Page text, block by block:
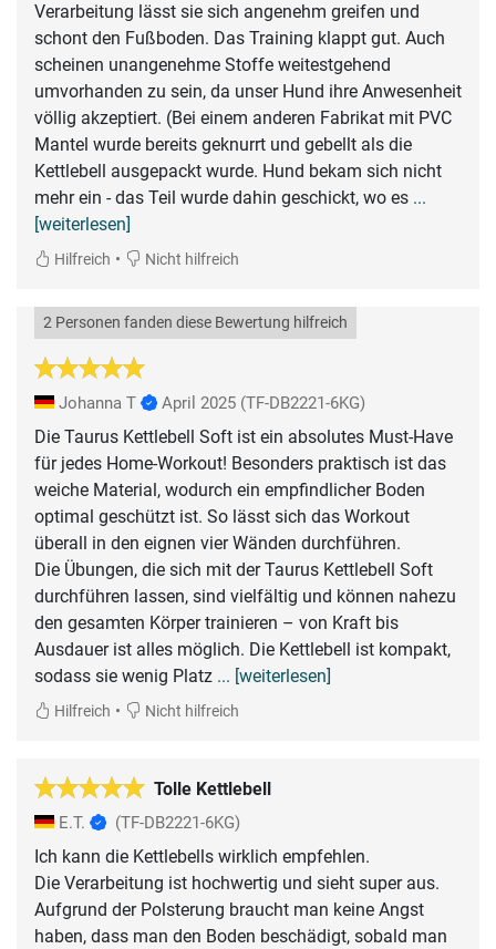
Verarbeitung lässt sie sich angenehm greifen und
schont den Fußboden. Das Training klappt gut. Auch
scheinen unangenehme Stoffe weitestgehend
umvorhanden zu sein, da unser Hund ihre Anwesenheit
völlig akzeptiert. (Bei einem anderen Fabrikat mit PVC
Mantel wurde bereits geknurrt und gebellt als die
Kettlebell ausgepackt wurde. Hund bekam sich nicht
mehr ein - das Teil wurde dahin geschickt, wo es ...
[weiterlesen]
Hilfreich • Nicht hilfreich
2 Personen fanden diese Bewertung hilfreich
Johanna T April 2025 (TF-DB2221-6KG)
Die Taurus Kettlebell Soft ist ein absolutes Must-Have
für jedes Home-Workout! Besonders praktisch ist das
weiche Material, wodurch ein empfindlicher Boden
optimal geschützt ist. So lässt sich das Workout
überall in den eignen vier Wänden durchführen.
Die Übungen, die sich mit der Taurus Kettlebell Soft
durchführen lassen, sind vielfältig und können nahezu
den gesamten Körper trainieren – von Kraft bis
Ausdauer ist alles möglich. Die Kettlebell ist kompakt,
sodass sie wenig Platz ... [weiterlesen]
Hilfreich • Nicht hilfreich
Tolle Kettlebell
E.T. (TF-DB2221-6KG)
Ich kann die Kettlebells wirklich empfehlen.
Die Verarbeitung ist hochwertig und sieht super aus.
Aufgrund der Polsterung braucht man keine Angst
haben, dass man den Boden beschädigt, sobald man